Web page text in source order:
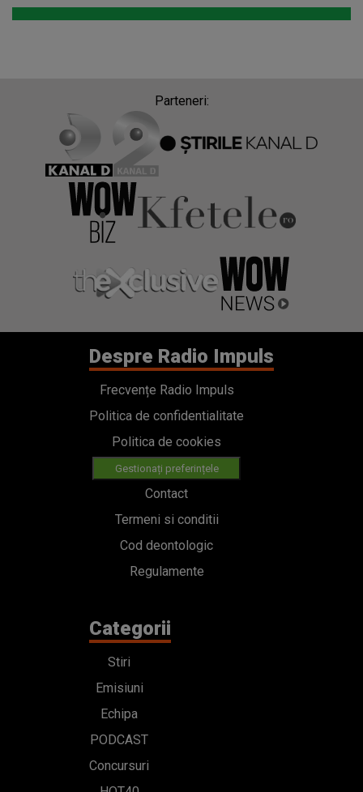
Parteneri:
Despre Radio Impuls
Frecvențe Radio Impuls
Politica de confidentialitate
Politica de cookies
Gestionați preferințele
Contact
Termeni si conditii
Cod deontologic
Regulamente
Categorii
Stiri
Emisiuni
Echipa
PODCAST
Concursuri